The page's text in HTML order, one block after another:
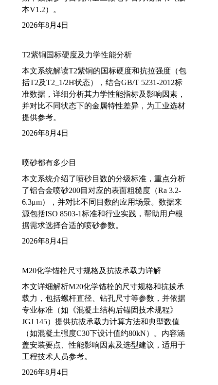
本V1.2）。
2026年8月4日
T2紫铜国标硬度及力学性能分析
本文系统解读T2紫铜的国标硬度和抗拉强度（包
括T2及T2_1/2H状态），结合GB/T 5231-2012标
准数据，详细分析其力学性能指标及影响因素，
并对比不同状态下的金属特性差异，为工业选材
提供参考。
2026年8月4日
喷砂都有多少目
本文系统介绍了喷砂目数的分级标准，重点分析
了铝合金喷砂200目对应的表面粗糙度（Ra 3.2-
6.3μm），并对比不同目数的应用场景。数据来
源包括ISO 8503-1标准和行业实践，帮助用户根
据需求选择合适的喷砂参数。
2026年8月4日
M20化学锚栓尺寸规格及抗拔承载力详解
本文详细解析M20化学锚栓的尺寸规格和抗拔承
载力，包括螺杆直径、钻孔尺寸等参数，并依据
专业标准（如《混凝土结构后锚固技术规程》
JGJ 145）提供抗拔承载力计算方法和典型数值
（如混凝土强度C30下设计值约80kN）。内容涵
盖安装要点、性能影响因素及选型建议，适用于
工程技术人员参考。
2026年8月4日